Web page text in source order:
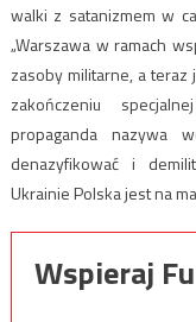
walki z satanizmem w
„Warszawa w ramach
zasoby militarne, a
zakończeniu
propaganda nazywa
denazyfikować i
Ukrainie Polska jest na
Wspieraj